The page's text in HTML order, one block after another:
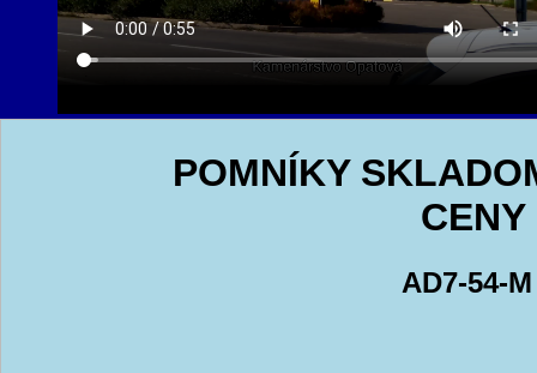
POMNÍKY
AD7-54-